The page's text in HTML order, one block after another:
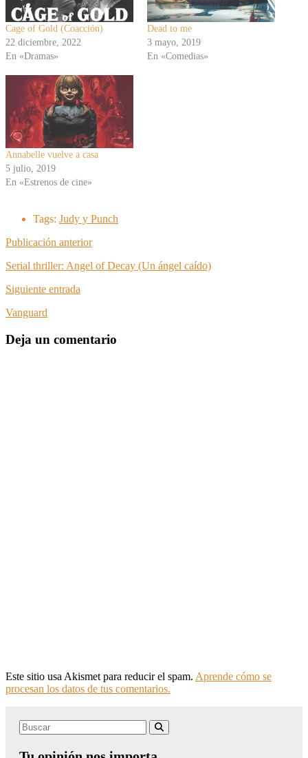
Cage of Gold (Coacción)
22 diciembre, 2022
En «Dramas»
Dead to me
3 mayo, 2019
En «Comedias»
Annabelle vuelve a casa
5 julio, 2019
En «Estrenos de cine»
Tags: Judy y Punch
Publicación anterior
Serial thriller: Angel of Decay (Un ángel caído)
Siguiente entrada
Vanguard
Deja un comentario
Este sitio usa Akismet para reducir el spam. Aprende cómo se
procesan los datos de tus comentarios.
Search